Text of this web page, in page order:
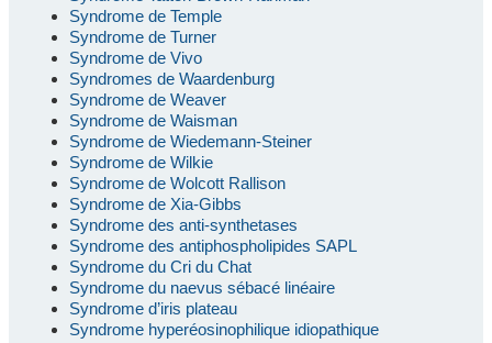
Syndrome de Temple
Syndrome de Turner
Syndrome de Vivo
Syndromes de Waardenburg
Syndrome de Weaver
Syndrome de Waisman
Syndrome de Wiedemann-Steiner
Syndrome de Wilkie
Syndrome de Wolcott Rallison
Syndrome de Xia-Gibbs
Syndrome des anti-synthetases
Syndrome des antiphospholipides SAPL
Syndrome du Cri du Chat
Syndrome du naevus sébacé linéaire
Syndrome d’iris plateau
Syndrome hyperéosinophilique idiopathique